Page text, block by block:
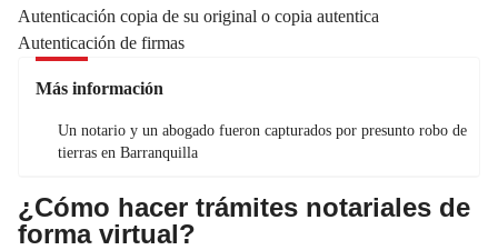
Autenticación copia de su original o copia autentica
Autenticación de firmas
Más información
Un notario y un abogado fueron capturados por presunto robo de
tierras en Barranquilla
¿Cómo hacer trámites notariales de
forma virtual?